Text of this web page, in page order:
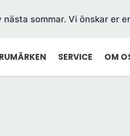
sommar. Vi önskar er
SERVICE OM